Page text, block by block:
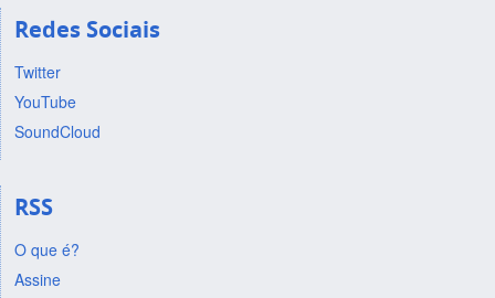
Redes Sociais
Twitter
YouTube
SoundCloud
RSS
O que é?
Assine